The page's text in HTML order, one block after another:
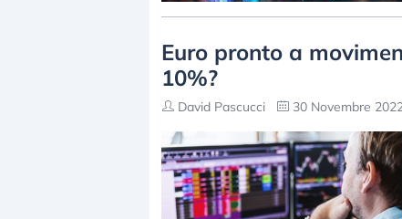
Euro pronto a
10%?
David Pascucci 30 Novembre